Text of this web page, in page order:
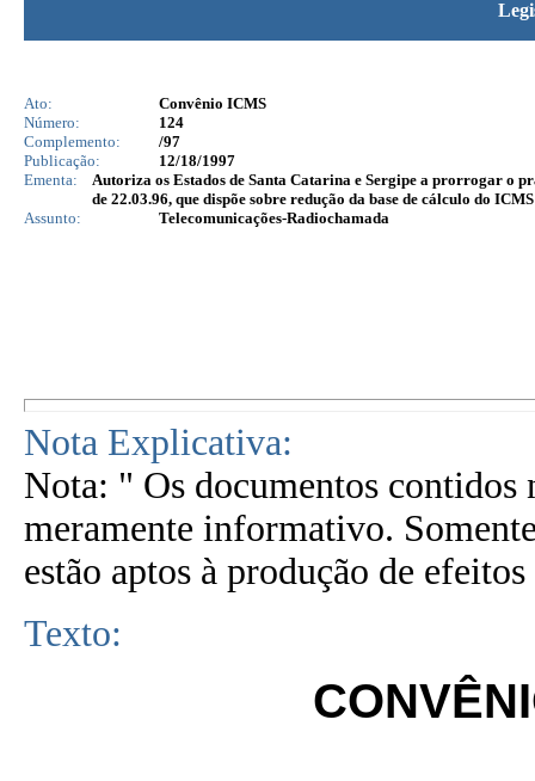
Ato:
Convênio ICMS
Número:
124
Complemento:
/97
Publicação:
12/18/1997
Ementa:
Autoriza os Estados de Santa Catarina e Sergipe a prorrogar o
de 22.03.96, que dispõe sobre redução da base de cálculo do
Assunto:
Telecomunicações-Radiochamada
Nota Explicativa:
Nota: " Os documentos contidos
meramente informativo.
estão aptos à produção de
Texto: